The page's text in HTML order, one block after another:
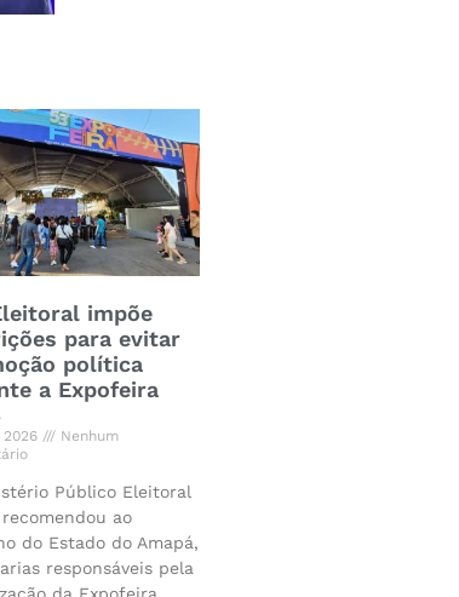
impõe
para evitar
política
a Expofeira
2026
Nenhum
Público Eleitoral
recomendou ao
do Estado do Amapá,
responsáveis pela
da Expofeira